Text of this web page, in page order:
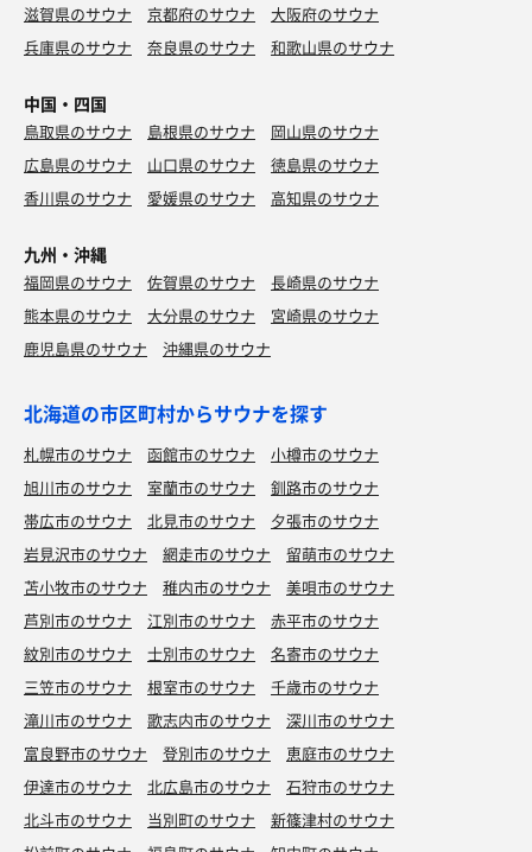
滋賀県のサウナ 京都府のサウナ
大阪府のサウナ
兵庫県のサウナ
奈良県のサウナ 和歌山県のサウナ
中国・四国
鳥取県のサウナ 島根県のサウナ
岡山県のサウナ
広島県のサウナ
山口県のサウナ
徳島県のサウナ
香川県のサウナ
愛媛県のサウナ 高知県のサウナ
九州・沖縄
福岡県のサウナ 佐賀県のサウナ
長崎県のサウナ
熊本県のサウナ
大分県のサウナ
宮崎県のサウナ
鹿児島県のサウナ
沖縄県のサウナ
北海道の市区町村からサウナを探す
札幌市のサウナ 函館市のサウナ
小樽市のサウナ
旭川市のサウナ
室蘭市のサウナ
釧路市のサウナ
帯広市のサウナ
北見市のサウナ
夕張市のサウナ
岩見沢市のサウナ
網走市のサウナ
留萌市のサウナ
苫小牧市のサウナ
稚内市のサウナ
美唄市のサウナ
芦別市のサウナ
江別市のサウナ
赤平市のサウナ
紋別市のサウナ
士別市のサウナ
名寄市のサウナ
三笠市のサウナ
根室市のサウナ
千歳市のサウナ
滝川市のサウナ
歌志内市のサウナ
深川市のサウナ
富良野市のサウナ
登別市のサウナ
恵庭市のサウナ
伊達市のサウナ
北広島市のサウナ
石狩市のサウナ
北斗市のサウナ
当別町のサウナ
新篠津村のサウナ